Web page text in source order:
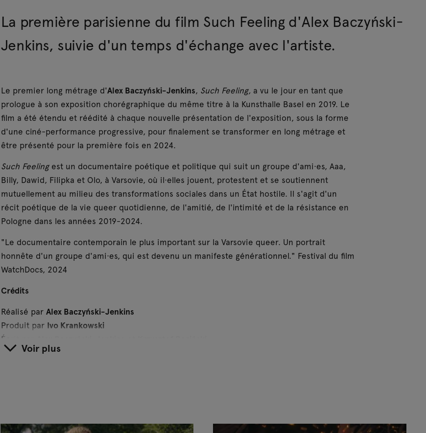
La première parisienne du film Such Feeling d'Alex Baczyński-
Jenkins, suivie d'un temps d'échange avec l'artiste.
Le premier long métrage d'Alex Baczyński-Jenkins, Such Feeling,a vu le jour en tant que
prologue à son exposition chorégraphique du même titre à la Kunsthalle Basel en 2019. Le
film a été étendu et réédité à chaque nouvelle présentation de l'exposition, sous la forme
d'une ciné-performance progressive, pour finalement se transformer en long métrage et
être présenté pour la première fois en 2024.
Such Feelingest un documentaire poétique et politique qui suit un groupe d'ami·es, Aaa,
Billy, Dawid, Filipka et Olo, à Varsovie, où il·elles jouent, protestent et se soutiennent
mutuellement au milieu des transformations sociales dans un État hostile. Il s'agit d'un
récit poétique de la vie queer quotidienne, de l'amitié, de l'intimité et de la résistance en
Pologne dans les années 2019-2024.
"Le documentaire contemporain le plus important sur la Varsovie queer. Un portrait
honnête d'un groupe d'ami·es, qui est devenu un manifeste générationnel." Festival du film
WatchDocs, 2024
Crédits
Réalisé par Alex Baczyński-Jenkins
Produit par Ivo Krankowski
Écrit par
Photographie par
Société de productionLaCamera Independent
Voir plus